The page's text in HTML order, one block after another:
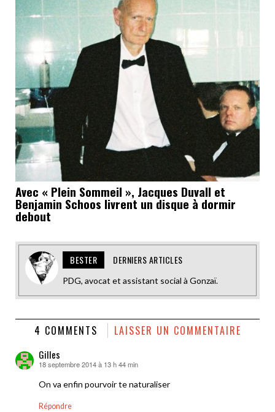
Avec « Plein Sommeil », Jacques Duvall et
Benjamin Schoos livrent un disque à dormir
debout
BESTER DERNIERS ARTICLES
PDG, avocat et assistant social à Gonzaï.
4 COMMENTS LAISSER UN COMMENTAIRE
Gilles
dit :
18 septembre 2014 à 13 h 44 min
On va enfin pourvoir te naturaliser
Répondre